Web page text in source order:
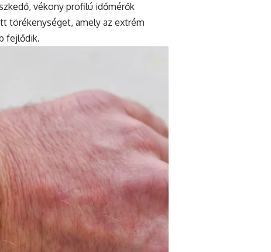
vékony profilú időmérők
törékenységet, amely az extrém
fejlődik.